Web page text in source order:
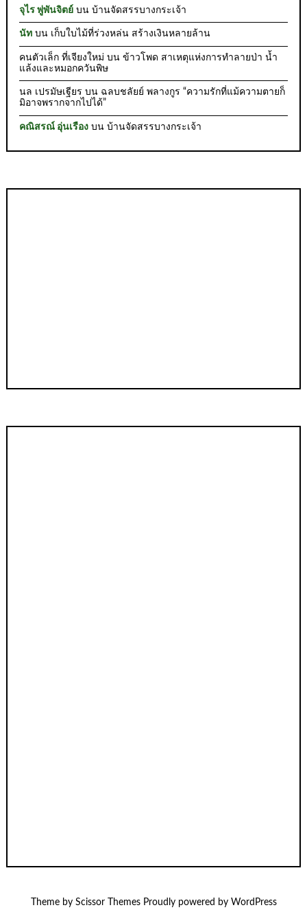
จุไร พู่พันจิตย์ บนบ้านจัดสรรบางกระเจ้า
นัท บน เก็บใบไม้ที่ร่วงหล่น สร้างเงินหลายล้าน
คนตัวเล็ก ที่เจียงใหม่ บนข้าวโพด สาเหตุแห่งการทำลายป่า น้ำ
แล้งและหมอกควันพิษ
นล เปรมัษเฐียร บน ฉลบชลัยย์ พลางกูร “ความรักที่แม้ความตายก็
มิอาจพรากจากไปได้”
คณิสรณ์ อุ่นเรือง บนบ้านจัดสรรบางกระเจ้า
Theme by Scissor ThemesProudly powered by WordPress